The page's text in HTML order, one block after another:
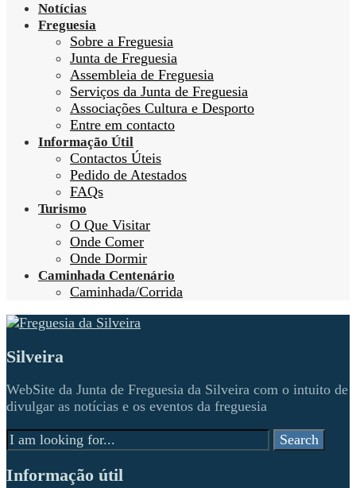
Notícias
Freguesia
Sobre a Freguesia
Junta de Freguesia
Assembleia de Freguesia
Serviços da Junta de Freguesia
Associações Cultura e Desporto
Entre em contacto
Informação Útil
Contactos Úteis
Pedido de Atestados
FAQs
Turismo
O Que Visitar
Onde Comer
Onde Dormir
Caminhada Centenário
Caminhada/Corrida
Silveira
WebSite da Junta de Freguesia da Silveira com o intuito de
divulgar as notícias e os eventos da freguesia
Search
for:
Search
Informação útil